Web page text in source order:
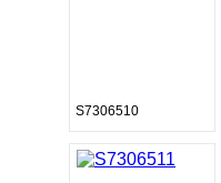
S7306510